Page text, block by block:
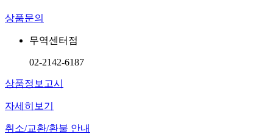
상품문의
무역센터점
02-2142-6187
상품정보고시
자세히보기
취소/교환/환불 안내